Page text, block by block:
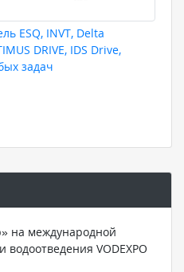
ESQ, INVT, Delta
DRIVE, IDS Drive,
задач
на международной
VODEXPO